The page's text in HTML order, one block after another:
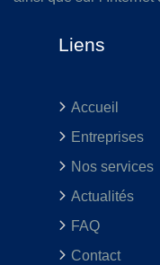
Liens
Accueil
Entreprises
Nos services
Actualités
FAQ
Contact